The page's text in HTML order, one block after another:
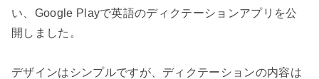
い、Google Playで英語のディクテーションアプリを公
開しました。
デザインはシンプルですが、ディクテーションの内容は